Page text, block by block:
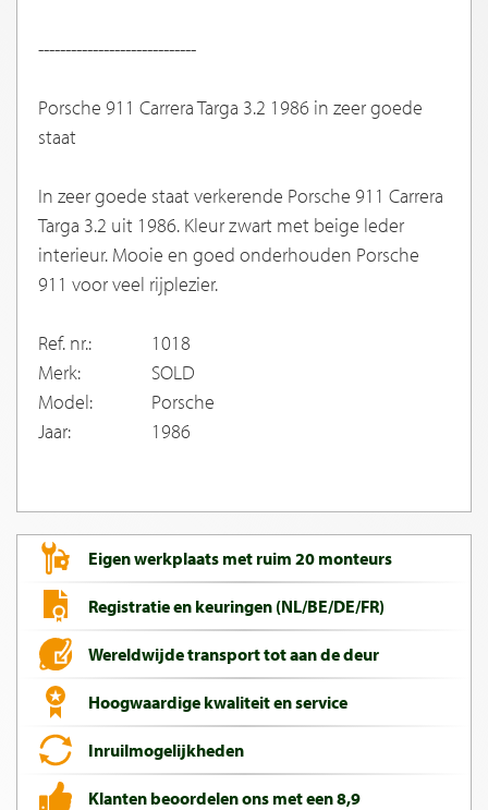
-----------------------------
Porsche 911 Carrera Targa 3.2 1986 in zeer goede
staat
In zeer goede staat verkerende Porsche 911 Carrera
Targa 3.2 uit 1986. Kleur zwart met beige leder
interieur. Mooie en goed onderhouden Porsche
911 voor veel rijplezier.
Ref. nr.:
1018
Merk:
SOLD
Model:
Porsche
Jaar:
1986
Eigen werkplaats met ruim 20 monteurs
Registratie en keuringen (NL/BE/DE/FR)
Wereldwijde transport tot aan de deur
Hoogwaardige kwaliteit en service
Inruilmogelijkheden
Klanten beoordelen ons met een 8,9